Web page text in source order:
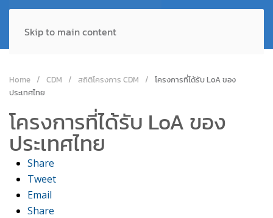
Skip to main content
Home CDM สถิติโครงการ CDM
โครงการที่ได้รับ LoA ของ
ประเทศไทย
โครงการที่ได้รับ LoA ของ
ประเทศไทย
Share
Tweet
Email
Share